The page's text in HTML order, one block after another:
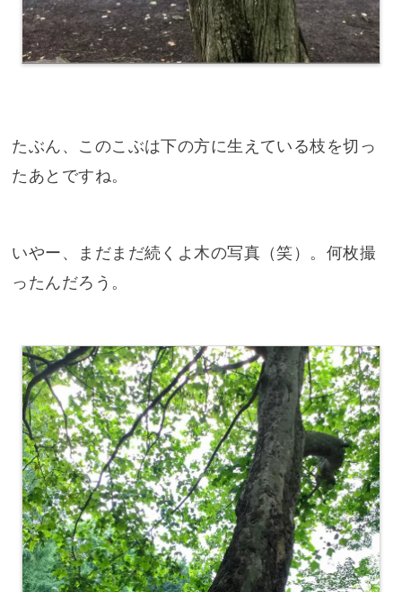
たぶん、このこぶは下の方に生えている枝を切っ
たあとですね。
いやー、まだまだ続くよ木の写真（笑）。何枚撮
ったんだろう。